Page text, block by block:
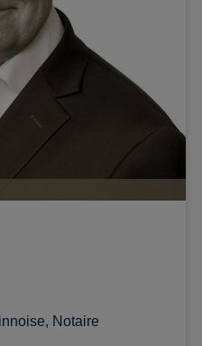
Notaire